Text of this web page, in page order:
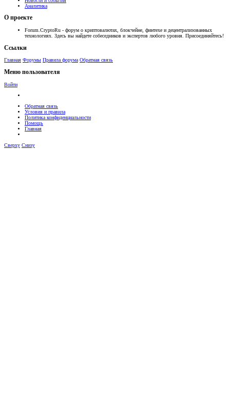
Аналитика
О проекте
Forum.CryptoRu - форум о криптовалютах, блокчейне, финтехе и децентрализованных
технологиях. Здесь вы найдете собеседников и экспертов любого уровня. Присоединяйтесь!
Ссылки
Главная Форумы Правила форума Обратная связь
Меню пользователя
Войти
Обратная связь
Условия и правила
Политика конфиденциальности
Помощь
Главная
Сверху Снизу